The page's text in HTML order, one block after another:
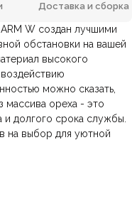
Доставка и сборка
W создан лучшими
обстановки на вашей
высокого
можно сказать,
массива ореха - это
и долгого срока службы.
на выбор для уютной
Полукресло
Замша, Массив ясеня,
Ткань, Экокожа
630х600х780 мм.
транспортную
—до 7 дней.
быстрая
день заказа.
или картой
— для юридических и
и безопасная через
первым.